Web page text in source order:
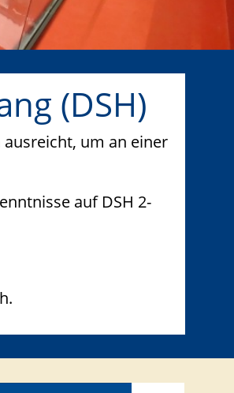
(DSH)
um an einer
auf DSH 2-